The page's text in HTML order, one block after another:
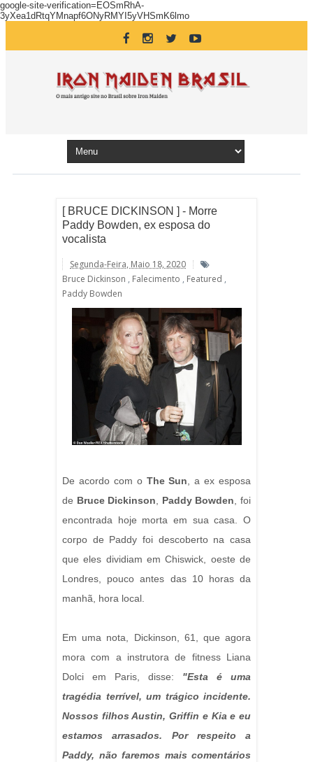
google-site-verification=EOSmRhA-
3yXea1dRtqYMnapf6ONyRMYI5yVHSmK6lmo
[ BRUCE DICKINSON ] - Morre
Paddy Bowden, ex esposa do
vocalista
Segunda-Feira, Maio 18, 2020
Bruce Dickinson , Falecimento , Featured ,
Paddy Bowden
De acordo com o The Sun, a ex esposa
de Bruce Dickinson, Paddy Bowden, foi
encontrada hoje morta em sua casa. O
corpo de Paddy foi descoberto na casa
que eles dividiam em Chiswick, oeste de
Londres, pouco antes das 10 horas da
manhã, hora local.
Em uma nota, Dickinson, 61, que agora
mora com a instrutora de fitness Liana
Dolci em Paris, disse: "Esta é uma
tragédia terrível, um trágico incidente.
Nossos filhos Austin, Griffin e Kia e eu
estamos arrasados. Por respeito a
Paddy, não faremos mais comentários